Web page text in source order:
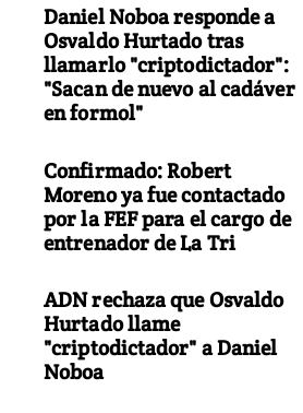
Daniel Noboa responde a
Osvaldo Hurtado tras
llamarlo "criptodictador":
"Sacan de nuevo al cadáver
en formol"
Confirmado: Robert
Moreno ya fue contactado
por la FEF para el cargo de
entrenador de La Tri
ADN rechaza que Osvaldo
Hurtado llame
"criptodictador" a Daniel
Noboa